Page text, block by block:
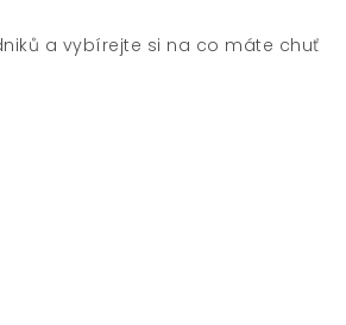
a vybírejte si na co máte chuť